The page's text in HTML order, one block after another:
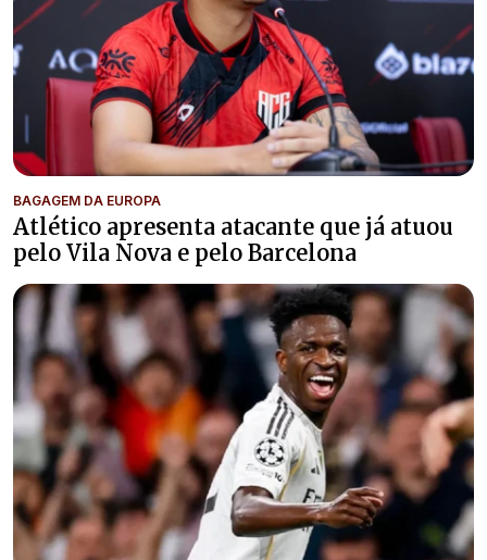
BAGAGEM DA EUROPA
Atlético apresenta atacante que já atuou
pelo Vila Nova e pelo Barcelona